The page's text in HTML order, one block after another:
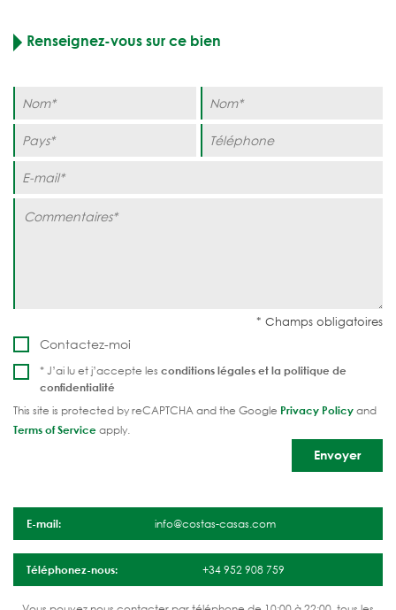
Renseignez-vous sur ce bien
Contactez-moi
* J’ai lu et j’accepte les conditions légales et la politique de
confidentialité
This site is protected by reCAPTCHA and the Google Privacy Policyand
Terms of Serviceapply.
E-mail: info@costas-casas.com
Téléphonez-nous: +34 952 908 759